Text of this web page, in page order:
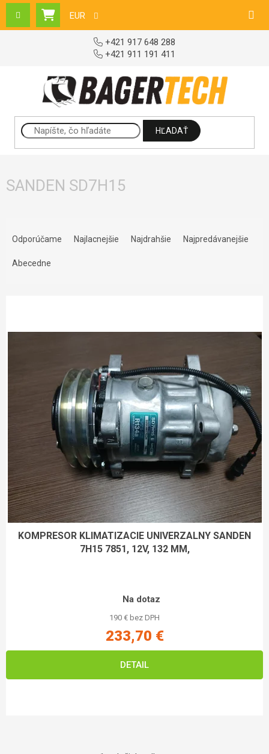
Prejsť na obsah
NÁKUPNÝ KOŠÍK
EUR
+421 917 648 288
+421 911 191 411
HĽADAŤ
SANDEN SD7H15
Odporúčame Najlacnejšie Najdrahšie Najpredávanejšie
Abecedne
KOMPRESOR KLIMATIZACIE UNIVERZALNY SANDEN
7H15 7851, 12V, 132 MM,
Na dotaz
190 € bez DPH
233,70 €
DETAIL